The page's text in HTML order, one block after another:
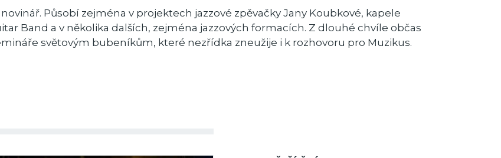
Působí zejména v projektech jazzové zpěvačky Jany Koubkové, kapele
Band a v několika dalších, zejména jazzových formacích. Z dlouhé chvíle občas
světovým bubeníkům, které nezřídka zneužije i k rozhovoru pro Muzikus.